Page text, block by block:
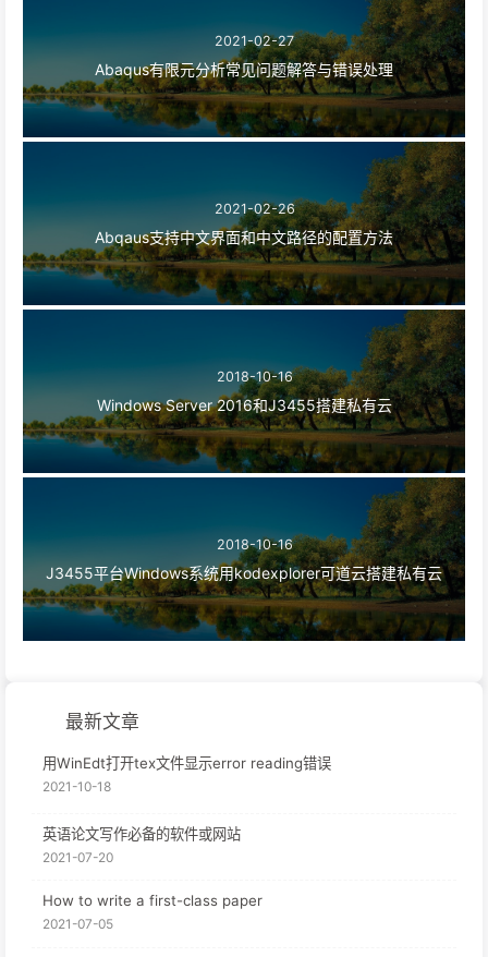
2021-02-27
Abaqus有限元分析常见问题解答与错误处理
2021-02-26
Abqaus支持中文界面和中文路径的配置方法
2018-10-16
Windows Server 2016和J3455搭建私有云
2018-10-16
J3455平台Windows系统用kodexplorer可道云搭建私有云
最新文章
用WinEdt打开tex文件显示error reading错误
2021-10-18
英语论文写作必备的软件或网站
2021-07-20
How to write a first-class paper
2021-07-05